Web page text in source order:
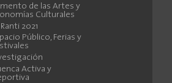
de las Artes y
Culturales
Ranti 2021
Público, Ferias y
Activa y